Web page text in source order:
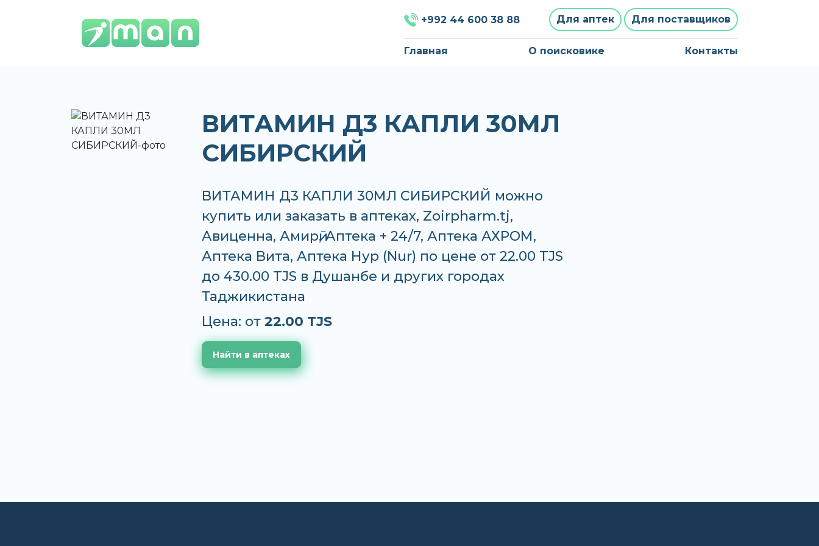
+992 44 600 38 88 Для аптек Для поставщиков
Главная О поисковике Контакты
ВИТАМИН Д3 КАПЛИ 30МЛ
СИБИРСКИЙ
ВИТАМИН Д3 КАПЛИ 30МЛ СИБИРСКИЙ можно
купить или заказать в аптеках, Zoirpharm.tj,
Авиценна, Амирӣ, Аптека + 24/7, Аптека АХРОМ,
Аптека Вита, Аптека Нур (Nur) по цене от 22.00 TJS
до 430.00 TJS в Душанбе и других городах
Таджикистана
Цена: от 22.00 TJS
Найти в аптеках